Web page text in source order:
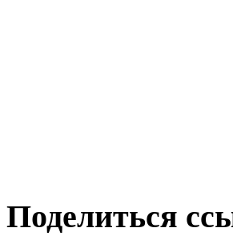
Поделиться